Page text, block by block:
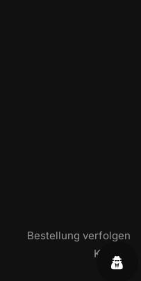
Bestellung verfolgen
Kontakt
FAQ